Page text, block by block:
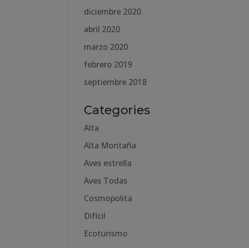
diciembre 2020
abril 2020
marzo 2020
febrero 2019
septiembre 2018
Categories
Alta
Alta Montaña
Aves estrella
Aves Todas
Cosmopolita
Difícil
Ecoturismo